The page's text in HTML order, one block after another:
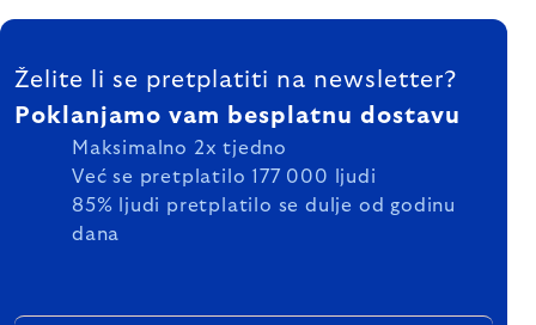
FOOTER
Želite li se pretplatiti na newsletter?
Poklanjamo vam besplatnu dostavu
Maksimalno 2x tjedno
Već se pretplatilo 177 000 ljudi
85% ljudi pretplatilo se dulje od godinu
dana